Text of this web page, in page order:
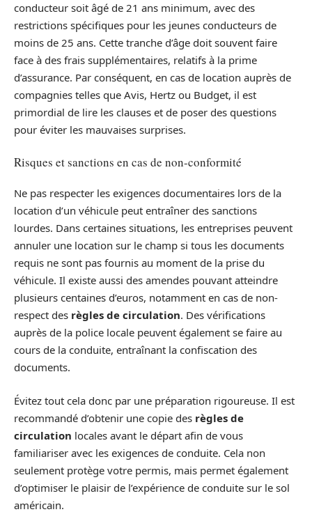
conducteur soit âgé de 21 ans minimum, avec des
restrictions spécifiques pour les jeunes conducteurs de
moins de 25 ans. Cette tranche d’âge doit souvent faire
face à des frais supplémentaires, relatifs à la prime
d’assurance. Par conséquent, en cas de location auprès de
compagnies telles que Avis, Hertz ou Budget, il est
primordial de lire les clauses et de poser des questions
pour éviter les mauvaises surprises.
Risques et sanctions en cas de non-conformité
Ne pas respecter les exigences documentaires lors de la
location d’un véhicule peut entraîner des sanctions
lourdes. Dans certaines situations, les entreprises peuvent
annuler une location sur le champ si tous les documents
requis ne sont pas fournis au moment de la prise du
véhicule. Il existe aussi des amendes pouvant atteindre
plusieurs centaines d’euros, notamment en cas de non-
respect des règles de circulation. Des vérifications
auprès de la police locale peuvent également se faire au
cours de la conduite, entraînant la confiscation des
documents.
Évitez tout cela donc par une préparation rigoureuse. Il est
recommandé d’obtenir une copie des règles de
circulation locales avant le départ afin de vous
familiariser avec les exigences de conduite. Cela non
seulement protège votre permis, mais permet également
d’optimiser le plaisir de l’expérience de conduite sur le sol
américain.